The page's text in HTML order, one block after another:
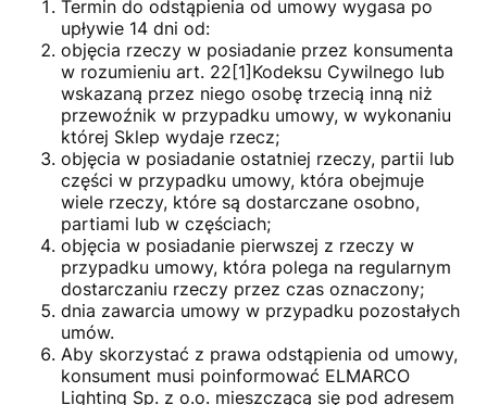
Termin do odstąpienia od umowy wygasa po
upływie 14 dni od:
objęcia rzeczy w posiadanie przez konsumenta
w rozumieniu art. 22[1]Kodeksu Cywilnego lub
wskazaną przez niego osobę trzecią inną niż
przewoźnik w przypadku umowy, w wykonaniu
której Sklep wydaje rzecz;
objęcia w posiadanie ostatniej rzeczy, partii lub
części w przypadku umowy, która obejmuje
wiele rzeczy, które są dostarczane osobno,
partiami lub w częściach;
objęcia w posiadanie pierwszej z rzeczy w
przypadku umowy, która polega na regularnym
dostarczaniu rzeczy przez czas oznaczony;
dnia zawarcia umowy w przypadku pozostałych
umów.
Aby skorzystać z prawa odstąpienia od umowy,
konsument musi poinformować ELMARCO
Lighting Sp. z o.o. mieszczącą się pod adresem